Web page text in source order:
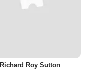
Richard Roy Sutton